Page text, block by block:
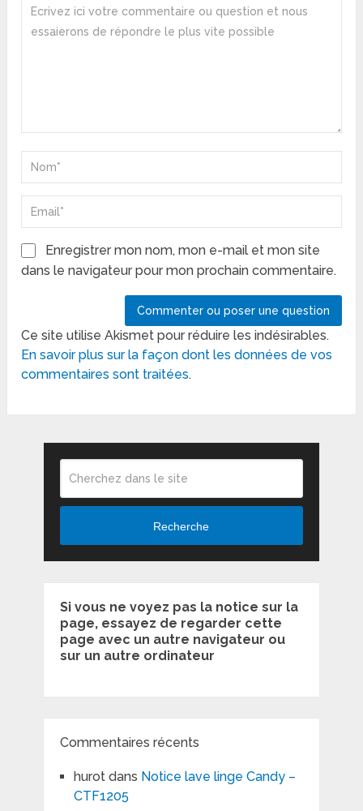
Enregistrer mon nom, mon e-mail et mon site
dans le navigateur pour mon prochain commentaire.
Ce site utilise Akismet pour réduire les indésirables.
En savoir plus sur la façon dont les données de vos
commentaires sont traitées.
Recherche
Si vous ne voyez pas la notice sur la
page, essayez de regarder cette
page avec un autre navigateur ou
sur un autre ordinateur
Commentaires récents
hurotdans Notice lave linge Candy –
CTF1205